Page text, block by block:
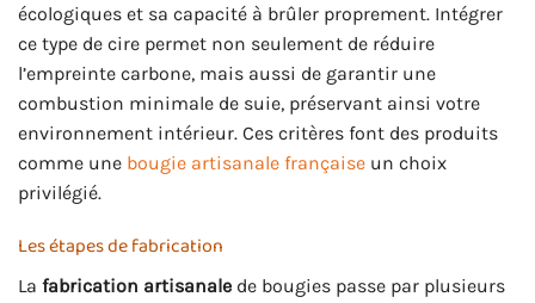
écologiques et sa capacité à brûler proprement. Intégrer
ce type de cire permet non seulement de réduire
l’empreinte carbone, mais aussi de garantir une
combustion minimale de suie, préservant ainsi votre
environnement intérieur. Ces critères font des produits
comme une bougie artisanale française un choix
privilégié.
Les étapes de fabrication
La fabrication artisanale de bougies passe par plusieurs